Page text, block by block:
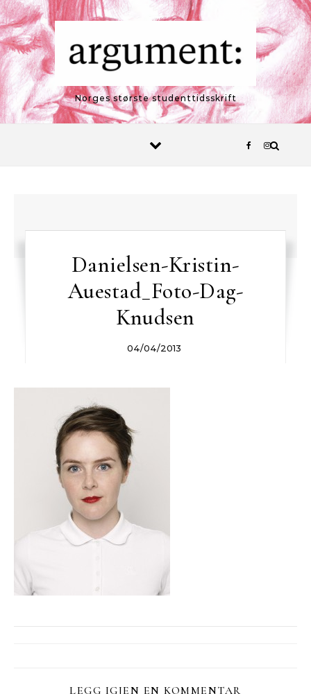
Skip to content
Norges største studenttidsskrift
Danielsen-Kristin-
Auestad_Foto-Dag-
Knudsen
04/04/2013
LEGG IGJEN EN KOMMENTAR